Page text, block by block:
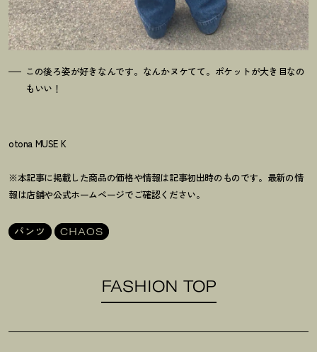
この後ろ姿が好きなんです。なんかヌケてて。ポケットが大き目なの
もいい ！
otona MUSE K
※本記事に掲載した商品の価格や情報は記事初出時のものです。最新の情
報は店舗や公式ホームページでご確認ください。
パンツ CHAOS
FASHION TOP